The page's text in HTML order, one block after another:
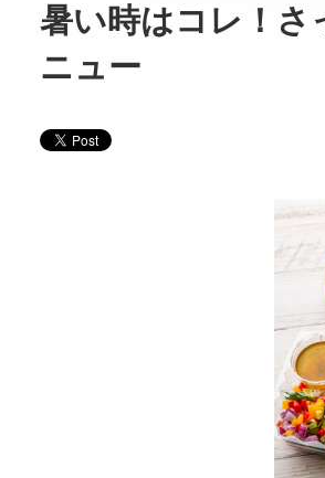
暑い時はコレ！さ
ニュー